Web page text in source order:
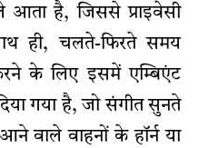
आता है, जिससे प्राइवेसी
ही, चलते-फिरते समय
करने के लिए इसमें एम्बिएंट
गया है, जो संगीत सुनते
वाले वाहनों के हॉर्न या